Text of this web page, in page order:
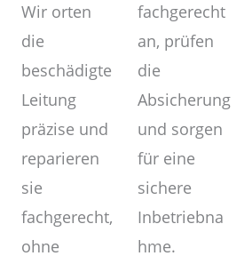
Wir orten
die
beschädigte
Leitung
präzise und
reparieren
sie
fachgerecht,
ohne
fachgerecht
an, prüfen
die
Absicherung
und sorgen
für eine
sichere
Inbetriebna
hme.